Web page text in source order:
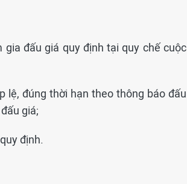
đấu giá quy định tại quy chế cuộc
lệ, đúng thời hạn theo thông báo đấu
giá;
định.